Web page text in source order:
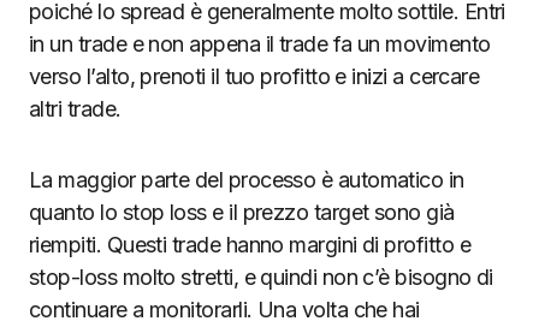
poiché lo spread è generalmente molto sottile. Entri
in un trade e non appena il trade fa un movimento
verso l’alto, prenoti il tuo profitto e inizi a cercare
altri trade.
La maggior parte del processo è automatico in
quanto lo stop loss e il prezzo target sono già
riempiti. Questi trade hanno margini di profitto e
stop-loss molto stretti, e quindi non c’è bisogno di
continuare a monitorarli. Una volta che hai